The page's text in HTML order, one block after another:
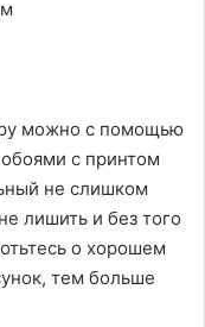
можно с помощью
с принтом
не слишком
лишить и без того
о хорошем
тем больше